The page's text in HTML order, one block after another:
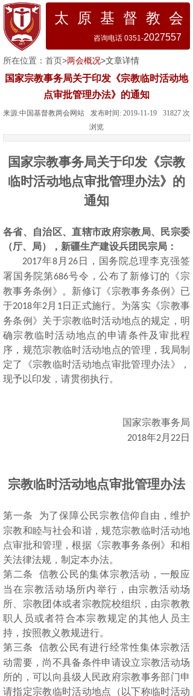
太 原 基 督 教 会
咨询电话 0351-2027557
所在位置： 首页>两会概况>文章详情
国家宗教事务局关于印发《宗教临时活动地
点审批管理办法》的通知
来源:中国基督教两会网站 发布时间: 2019-11-19 31827 次
浏览
国家宗教事务局关于印发《宗教
临时活动地点审批管理办法》的
通知
各省、自治区、直辖市政府宗教局、民宗委
（厅、局），新疆生产建设兵团民宗局：
2017年8月 26日，国务院总理李克强签
署国务院第686号令，公布了新修订的《宗
教事务条例》。新修订《宗教事务条例》已
于2018年2月 1 日正式施行。为落实《宗教事
务条例》关于宗教临时活动地点的规定，明
确宗教临时活动地点的申请条件及审批程
序，规范宗教临时活动地点的管理，我局制
定了《宗教临时活动地点审批管理办法》，
现予以印发，请贯彻执行。
国家宗教事务局
2018年2月 22日
宗教临时活动地点审批管理办法
第一条
为了保障公民宗教信仰自由，维护
宗教和睦与社会和谐，规范宗教临时活动地
点审批和管理，根据《宗教事务条例》和相
关法律法规，制定本办法。
第二条
信教公民的集体宗教活动，一般应
当在宗教活动场所内举行，由宗教活动场
所、宗教团体或者宗教院校组织，由宗教教
职人员或者符合本宗教规定的其他人员主
持，按照教义教规进行。
第三条
信教公民有进行经常性集体宗教活
动需要，尚不具备条件申请设立宗教活动场
所的，可以向县级人民政府宗教事务部门申
请指定宗教临时活动地点（以下称临时活动